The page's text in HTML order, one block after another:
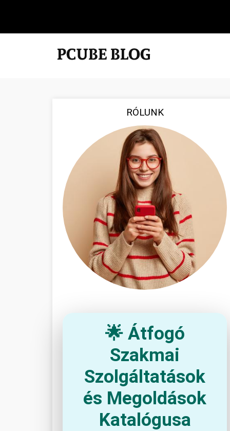
RÓLUNK
🌟 Átfogó
Szakmai
Szolgáltatások
és Megoldások
Katalógusa